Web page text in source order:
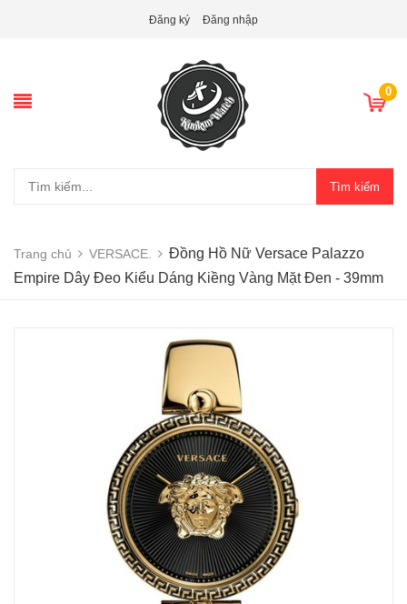
Đăng ký Đăng nhập
0
Tìm kiếm
Trang chủ VERSACE.
Đồng Hồ Nữ Versace Palazzo
Empire Dây Đeo Kiểu Dáng Kiềng Vàng Mặt Đen - 39mm